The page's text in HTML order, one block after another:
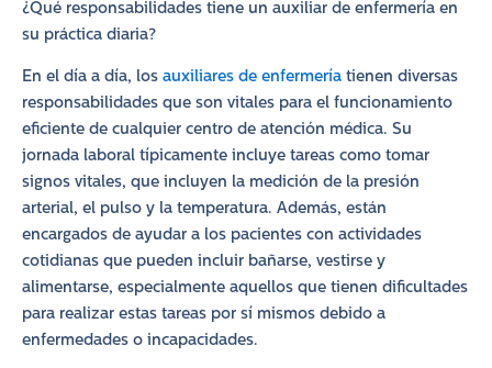
¿Qué responsabilidades tiene un auxiliar de enfermería en
su práctica diaria?
En el día a día, los auxiliares de enfermería tienen diversas
responsabilidades que son vitales para el funcionamiento
eficiente de cualquier centro de atención médica. Su
jornada laboral típicamente incluye tareas como tomar
signos vitales, que incluyen la medición de la presión
arterial, el pulso y la temperatura. Además, están
encargados de ayudar a los pacientes con actividades
cotidianas que pueden incluir bañarse, vestirse y
alimentarse, especialmente aquellos que tienen dificultades
para realizar estas tareas por sí mismos debido a
enfermedades o incapacidades.